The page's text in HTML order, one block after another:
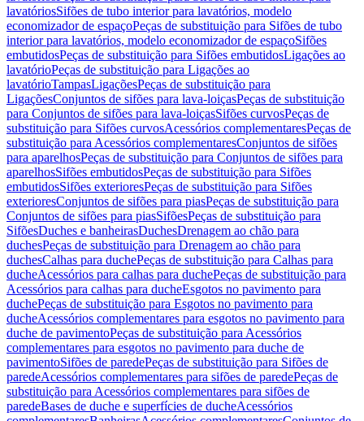
lavatóriosSifões de tubo interior para lavatórios, modelo
economizador de espaçoPeças de substituição para Sifões de tubo
interior para lavatórios, modelo economizador de espaçoSifões
embutidosPeças de substituição para Sifões embutidosLigações ao
lavatórioPeças de substituição para Ligações ao
lavatórioTampasLigaçõesPeças de substituição para
LigaçõesConjuntos de sifões para lava-loiçasPeças de substituição
para Conjuntos de sifões para lava-loiçasSifões curvosPeças de
substituição para Sifões curvosAcessórios complementaresPeças de
substituição para Acessórios complementaresConjuntos de sifões
para aparelhosPeças de substituição para Conjuntos de sifões para
aparelhosSifões embutidosPeças de substituição para Sifões
embutidosSifões exterioresPeças de substituição para Sifões
exterioresConjuntos de sifões para piasPeças de substituição para
Conjuntos de sifões para piasSifõesPeças de substituição para
SifõesDuches e banheirasDuchesDrenagem ao chão para
duchesPeças de substituição para Drenagem ao chão para
duchesCalhas para duchePeças de substituição para Calhas para
ducheAcessórios para calhas para duchePeças de substituição para
Acessórios para calhas para ducheEsgotos no pavimento para
duchePeças de substituição para Esgotos no pavimento para
ducheAcessórios complementares para esgotos no pavimento para
duche de pavimentoPeças de substituição para Acessórios
complementares para esgotos no pavimento para duche de
pavimentoSifões de paredePeças de substituição para Sifões de
paredeAcessórios complementares para sifões de paredePeças de
substituição para Acessórios complementares para sifões de
paredeBases de duche e superfícies de ducheAcessórios